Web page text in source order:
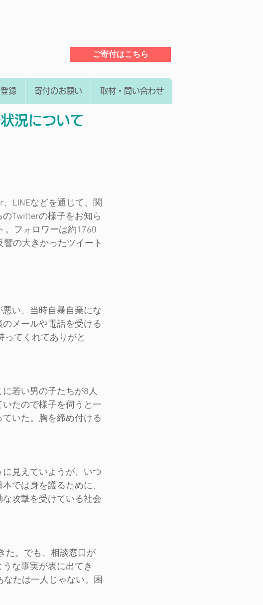
ご寄付はこちら
録 寄付のお願い 取材・問い合わせ
況について
LINEなどを通じて、関
Twitterの様子をお知ら
。フォロワーは約1760
の大きかったツイート
い、当時自暴自棄にな
メールや電話を受ける
ってくれてありがと
若い男の子たちが8人
たので様子を伺うと一
いた。胸を締め付ける
見えていようが、いつ
では身を護るために、
攻撃を受けている社会
た。でも、相談窓口が
な事実が表に出てき
なたは一人じゃない。困